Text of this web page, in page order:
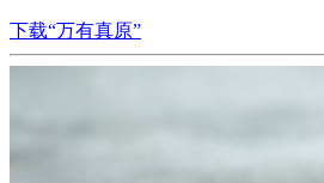
下载“万有真原”